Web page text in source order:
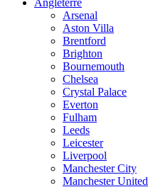
Angleterre
Arsenal
Aston Villa
Brentford
Brighton
Bournemouth
Chelsea
Crystal Palace
Everton
Fulham
Leeds
Leicester
Liverpool
Manchester City
Manchester United